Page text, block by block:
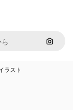
画像で
ラスト